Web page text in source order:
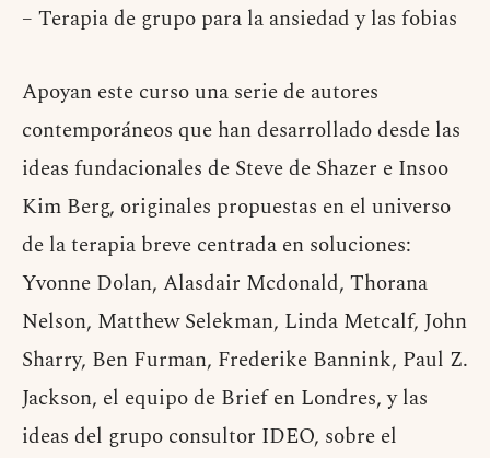
– Terapia de grupo para la ansiedad y las fobias
Apoyan este curso una serie de autores
contemporáneos que han desarrollado desde las
ideas fundacionales de Steve de Shazer e Insoo
Kim Berg, originales propuestas en el universo
de la terapia breve centrada en soluciones:
Yvonne Dolan, Alasdair Mcdonald, Thorana
Nelson, Matthew Selekman, Linda Metcalf, John
Sharry, Ben Furman, Frederike Bannink, Paul Z.
Jackson, el equipo de Brief en Londres, y las
ideas del grupo consultor IDEO, sobre el